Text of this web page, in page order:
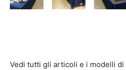
Vedi tutti gli articoli e i modelli di